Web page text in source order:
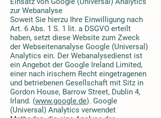
zur Webanalyse
Soweit Sie hierzu Ihre Einwilligung nach
Art. 6 Abs. 1 S. 1 lit. a DSGVO erteilt
haben, setzt diese Website zum Zweck
der Webseitenanalyse Google (Universal)
Analytics ein. Der Webanalysedienst ist
ein Angebot der Google Ireland Limited,
einer nach irischem Recht eingetragenen
und betriebenen Gesellschaft mit Sitz in
Gordon House, Barrow Street, Dublin 4,
Irland. (www.google.de). Google
(Universal) Analytics verwendet